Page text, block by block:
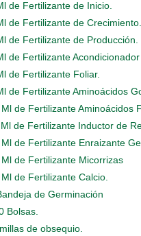
de Fertilizante de Inicio.
de Fertilizante de Crecimiento.
de Fertilizante de Producción.
de Fertilizante Acondicionador
de Fertilizante Foliar.
de Fertilizante Aminoácidos
de Fertilizante Aminoácidos
de Fertilizante Inductor de
de Fertilizante Enraizante
de Fertilizante Micorrizas
de Fertilizante Calcio.
de Germinación
Bolsas.
de obsequio.